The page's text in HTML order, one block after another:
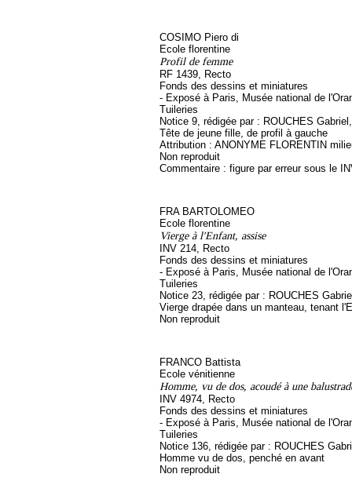
COSIMO Piero di
Ecole florentine
Profil de femme
RF 1439, Recto
Fonds des dessins et miniatures
- Exposé à Paris, Musée national de
Tuileries
Notice 9, rédigée par : ROUCHES
Tête de jeune fille, de profil à gauche
Attribution : ANONYME FLORENTIN
Non reproduit
Commentaire : figure par erreur sous le
FRA BARTOLOMEO
Ecole florentine
Vierge à l'Enfant, assise
INV 214, Recto
Fonds des dessins et miniatures
- Exposé à Paris, Musée national de
Tuileries
Notice 23, rédigée par : ROUCHES
Vierge drapée dans un manteau, tenant
Non reproduit
FRANCO Battista
Ecole vénitienne
Homme, vu de dos, acoudé à une
INV 4974, Recto
Fonds des dessins et miniatures
- Exposé à Paris, Musée national de
Tuileries
Notice 136, rédigée par : ROUCHES
Homme vu de dos, penché en avant
Non reproduit